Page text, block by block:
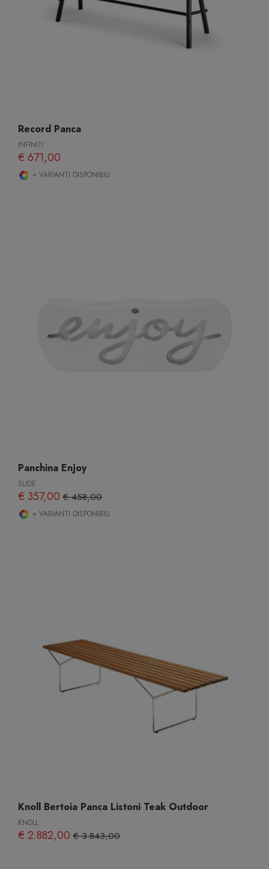
Record Panca
INFINITI
€ 671,00
+ VARIANTI DISPONIBILI
Panchina Enjoy
SLIDE
€ 357,00 € 458,00
+ VARIANTI DISPONIBILI
Knoll Bertoia Panca Listoni Teak Outdoor
KNOLL
€ 2.882,00 € 3.843,00